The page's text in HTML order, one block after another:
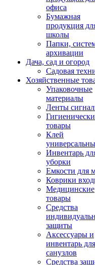
офиса
Бумажная
продукция
школы
Папки,
архивации
Дача, сад и огород
Садовая
Хозяйственные
Упаковочные
материалы
Ленты
товары
Клей
Инвентарь
уборки
Емкости для
Коврики
Медицинские
товары
Средства
защиты
Аксессуары и
инвентарь для
санузлов
Средства